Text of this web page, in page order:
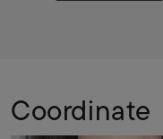
Coordinate